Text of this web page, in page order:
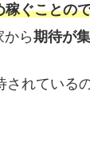
ぐことの
ら期待が
されている